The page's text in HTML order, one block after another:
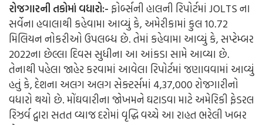
રોજગારની તકોમાં વધારો:- ફોર્બ્સની હાલની રિપોર્ટમાં JOLTS ના
સર્વેના હવાલાથી કહેવામા આવ્યું કે, અમેરીકામાં કુલ 10.72
મિલિયન નોકરીઓ ઉપલબ્ધ છે. તેમાં કહેવામા આવ્યું કે, સપ્ટેમ્બર
2022ના છેલ્લા દિવસ સુધીના આ આંકડા સામે આવ્યા છે.
તેનાથી પહેલા જાહેર કરવામાં આવેલા રિપોર્ટમાં જણાવવામાં આવ્યું
હતું કે, દેશના અલગ અલગ સેક્ટર્સમાં 4,37,000 રોજગારીનો
વધારો થયો છે. મોંઘવારીના જોખમને ઘટાડવા માટે અમેરિકી ફેડરલ
રિઝર્વ દ્વારા સતત વ્યાજ દરોમાં વૃદ્ધિ વચ્ચે આ રાહત ભરેલી ખબર